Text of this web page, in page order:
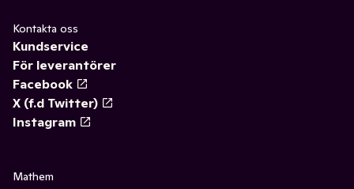
Kontakta oss
Kundservice
För leverantörer
Facebook
X (f.d Twitter)
Instagram
Mathem